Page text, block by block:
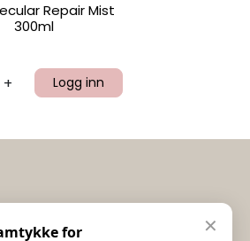
Repair Mist
300ml
+ Logg inn
✕
for